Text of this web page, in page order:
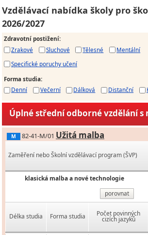
Vzdělávací nabídka školy pro
2026/2027
Zdravotní postižení:
Zrakové
Sluchové Tělesné
Mentální
Specifické poruchy učení
Forma studia:
Denní
Večerní Dálková Distanční
Úplné střední odborné vzdělání
M 82-41-M/01 Užitá malba
Zaměření nebo Školní vzdělávací program (ŠVP)
klasická malba a nové technologie
porovnat
Délka studia Forma studia Počet povinných
cizích jazyků